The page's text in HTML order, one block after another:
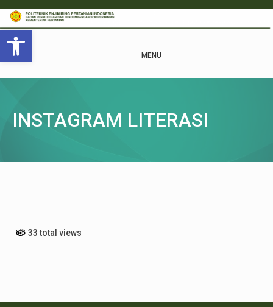
Open toolbar
MENU
INSTAGRAM LITERASI
33 total views